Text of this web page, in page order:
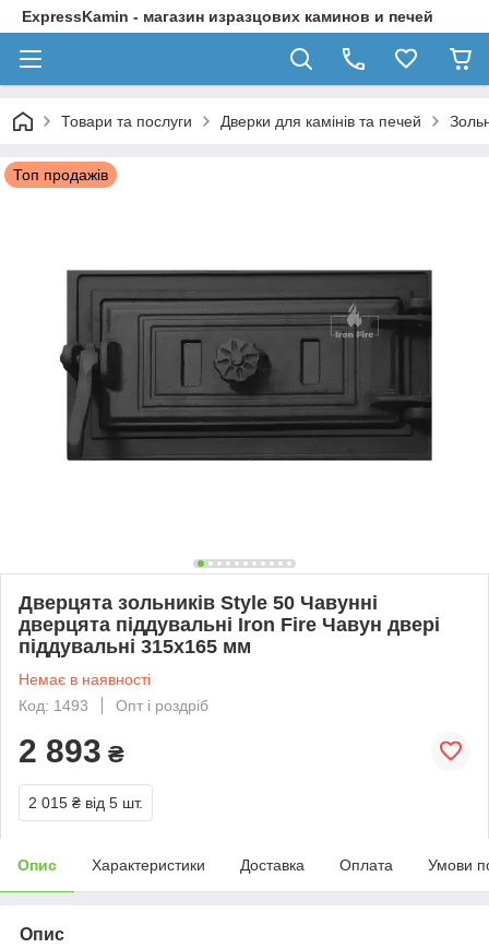
ExpressKamin - магазин изразцових каминов и печей
Товари та послуги Дверки для камінів та печей
Топ продажів
Дверцята зольників Style 50 Чавунні
дверцята піддувальні Iron Fire Чавун двері
піддувальні 315х165 мм
Немає в наявності
Код: 1493
Опт і роздріб
2 893 ₴
2 015 ₴ від 5 шт.
Опис Характеристики Доставка Оплата Умови
Опис